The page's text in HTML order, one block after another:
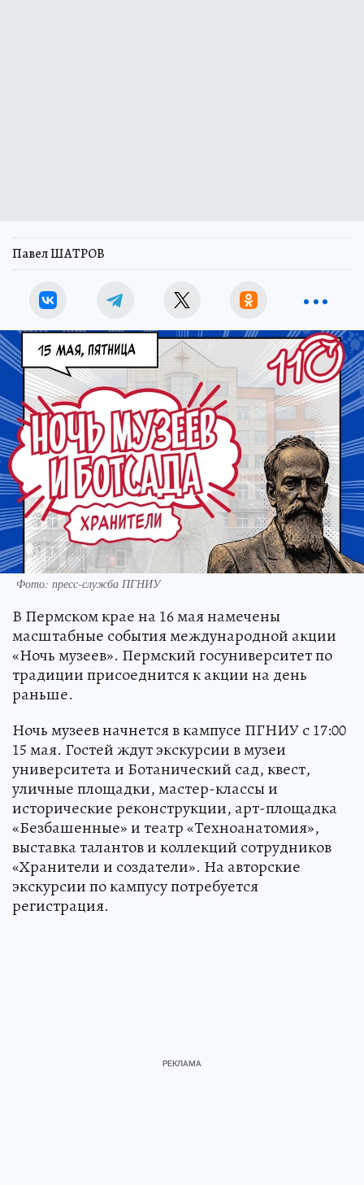
Павел ШАТРОВ
Фото: пресс-служба ПГНИУ
В Пермском крае на 16 мая намечены
масштабные события международной акции
«Ночь музеев». Пермский госуниверситет по
традиции присоеднится к акции на день
раньше.
Ночь музеев начнется в кампусе ПГНИУ с 17:00
15 мая. Гостей ждут экскурсии в музеи
университета и Ботанический сад, квест,
уличные площадки, мастер-классы и
исторические реконструкции, арт-площадка
«Безбашенные» и театр «Техноанатомия»,
выставка талантов и коллекций сотрудников
«Хранители и создатели». На авторские
экскурсии по кампусу потребуется
регистрация.